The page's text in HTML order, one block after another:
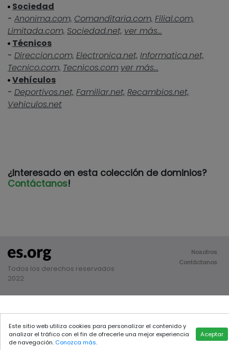
Este sitio web utiliza cookies para personalizar el contenido y
analizar el tráfico con el fin de ofrecerle una mejor experiencia
de navegación. Conozca más.
Aceptar
Sociedad
- Anonima.com, Comanditaria.com, Filial.com,
Limitada.com, Sociedad.net, ver más...
Técnicos
- Direccion.com, Electronica.net, Informatica.net,
Tecnico.com, Tecnicos.com ver más...
Vehículos
- Deportivos.net, Familiar.net, Recambios.net,
Vehiculos.net
¿Interesado en esta colección de dominios?
Contáctanos!
Todos los derechos reservados
2022
Nosotros
Contáctanos